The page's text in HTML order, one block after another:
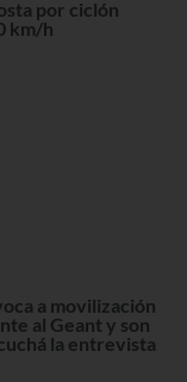
por ciclón
km/h
a movilización
al Geant y son
la entrevista